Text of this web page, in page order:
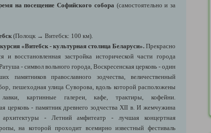
на посещение Софийского собора (самостоятельно и за
(Полоцк → Витебск: 100 км)
«Витебск - культурная столица Беларуси». Прекрасно
и восстановленная застройка исторической части города
- символ вольного города, Воскресенская церковь - один
памятников православного зодчества, величественный
пешеходная улица Суворова, вдоль которой расположены
картинные галереи, кафе, трактиры, кофейни.
церковь - памятник древнего зодчества XII в. И жемчужина
архитектуры - Летний амфитеатр - лучшая концертная
на которой проходит всемирно известный фестиваль